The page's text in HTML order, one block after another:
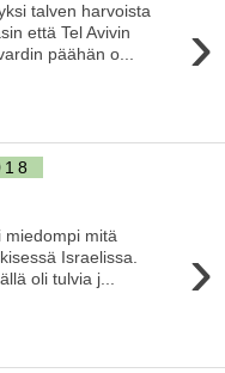
›
talven harvoista
että Tel Avivin
päähän o...
›
mitä
Israelissa.
oli tulvia j...